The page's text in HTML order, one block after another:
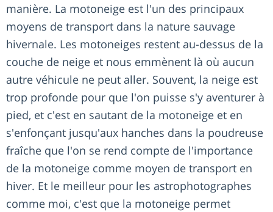
manière. La motoneige est l'un des principaux
moyens de transport dans la nature sauvage
hivernale. Les motoneiges restent au-dessus de la
couche de neige et nous emmènent là où aucun
autre véhicule ne peut aller. Souvent, la neige est
trop profonde pour que l'on puisse s'y aventurer à
pied, et c'est en sautant de la motoneige et en
s'enfonçant jusqu'aux hanches dans la poudreuse
fraîche que l'on se rend compte de l'importance
de la motoneige comme moyen de transport en
hiver. Et le meilleur pour les astrophotographes
comme moi, c'est que la motoneige permet